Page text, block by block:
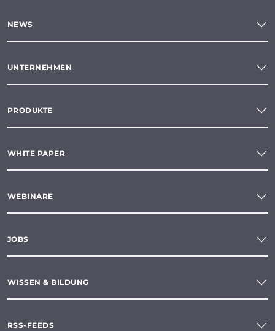
NEWS
UNTERNEHMEN
PRODUKTE
WHITE PAPER
WEBINARE
JOBS
WISSEN & BILDUNG
RSS-FEEDS